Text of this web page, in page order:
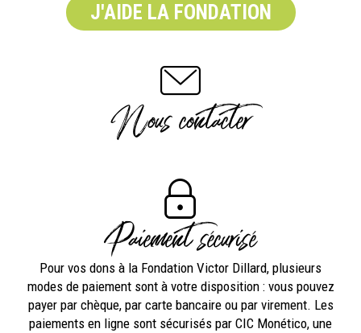
J'AIDE LA FONDATION
Nous contacter
Paiement sécurisé
Pour vos dons à la Fondation Victor Dillard, plusieurs
modes de paiement sont à votre disposition : vous pouvez
payer par chèque, par carte bancaire ou par virement. Les
paiements en ligne sont sécurisés par CIC Monético, une